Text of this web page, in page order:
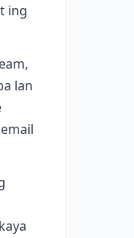
ing
lan